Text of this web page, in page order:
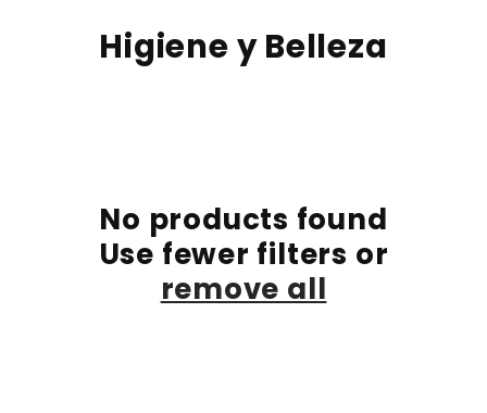
contentC
e
c
Higiene y Belleza
No products found
Use fewer filters or
remove all